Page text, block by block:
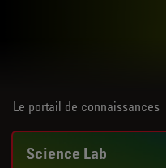
Le portail de connaissances
Science Lab